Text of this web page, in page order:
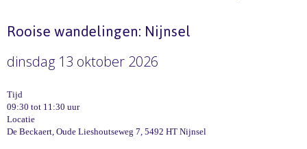
Rooise wandelingen: Nijnsel
dinsdag 13 oktober 2026
Tijd
09:30 tot 11:30 uur
Locatie
De Beckaert, Oude Lieshoutseweg 7, 5492 HT Nijnsel